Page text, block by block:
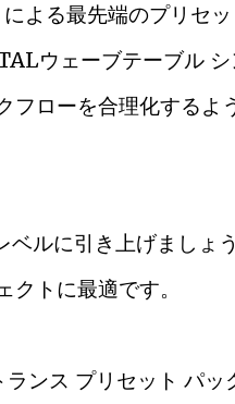
る最先端のプリセッ
ウェーブテーブル
フローを合理化するよ
ルに引き上げましょ
トに最適です。
ンス プリセット パッ